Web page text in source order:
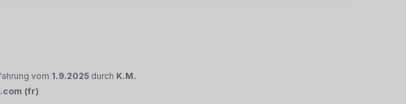
vom 1.9.2025 durch K.M.
(fr)